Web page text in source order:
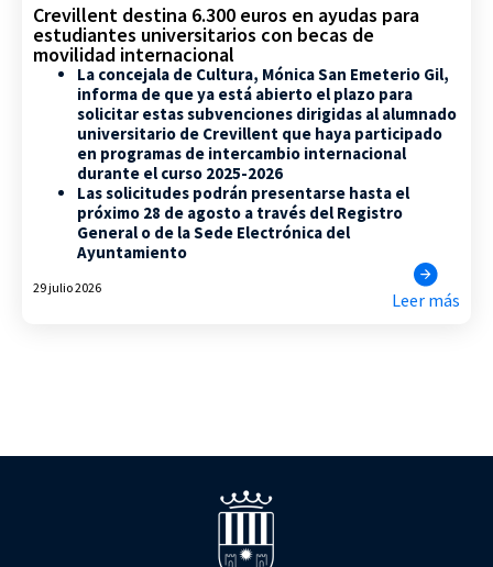
Crevillent destina 6.300 euros en ayudas para
estudiantes universitarios con becas de
movilidad internacional
La concejala de Cultura, Mónica San Emeterio Gil,
informa de que ya está abierto el plazo para
solicitar estas subvenciones dirigidas al alumnado
universitario de Crevillent que haya participado
en programas de intercambio internacional
durante el curso 2025-2026
Las solicitudes podrán presentarse hasta el
próximo 28 de agosto a través del Registro
General o de la Sede Electrónica del
Ayuntamiento
29 julio 2026
Leer más